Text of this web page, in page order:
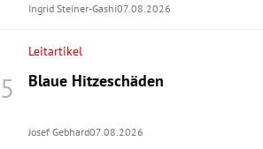
Ingrid Steiner-Gashi07.08.2026
Leitartikel
Blaue Hitzeschäden
Josef Gebhard07.08.2026